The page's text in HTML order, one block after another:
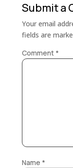
Submit a
Your email
fields are
Comment *
Name *